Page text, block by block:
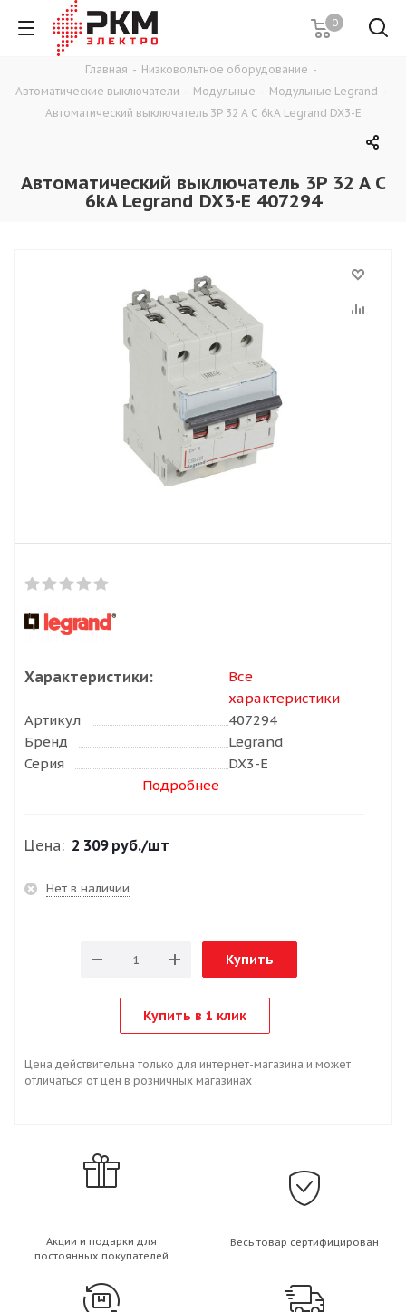
0
Главная - Низковольтное оборудование -
Автоматические выключатели - Модульные - Модульные Legrand -
Автоматический выключатель 3P 32 A C 6kA Legrand DX3-E
Автоматический выключатель 3P 32 A C
6kA Legrand DX3-E 407294
Характеристики:
Все
характеристики
Артикул
407294
Бренд
Legrand
Серия
DX3-E
Подробнее
Цена: 2 309 руб./шт
Нет в наличии
Купить
Купить в 1 клик
Цена действительна только для интернет-магазина и может
отличаться от цен в розничных магазинах
Акции и подарки для
постоянных покупателей
Весь товар сертифицирован